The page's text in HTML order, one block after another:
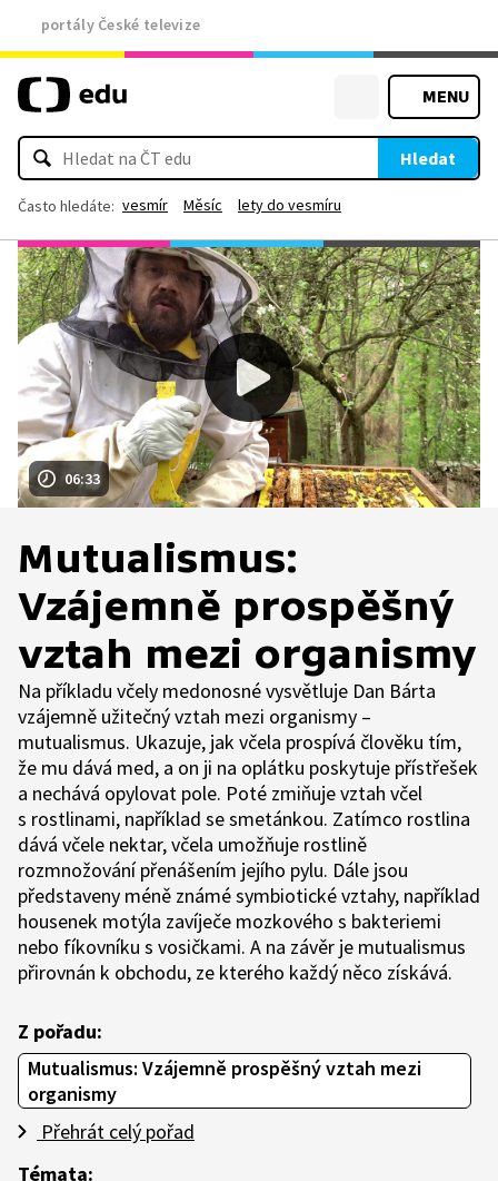
portály České televize
MENU
Hledat
Často hledáte: vesmír Měsíc lety do vesmíru
06:33
Mutualismus:
Vzájemně prospěšný
vztah mezi organismy
Na příkladu včely medonosné vysvětluje Dan Bárta
vzájemně užitečný vztah mezi organismy –
mutualismus. Ukazuje, jak včela prospívá člověku tím,
že mu dává med, a on ji na oplátku poskytuje přístřešek
a nechává opylovat pole. Poté zmiňuje vztah včel
s rostlinami, například se smetánkou. Zatímco rostlina
dává včele nektar, včela umožňuje rostlině
rozmnožování přenášením jejího pylu. Dále jsou
představeny méně známé symbiotické vztahy, například
housenek motýla zavíječe mozkového s bakteriemi
nebo fíkovníku s vosičkami. A na závěr je mutualismus
přirovnán k obchodu, ze kterého každý něco získává.
Z pořadu:
Mutualismus: Vzájemně prospěšný vztah mezi
organismy
Přehrát celý pořad
Témata: